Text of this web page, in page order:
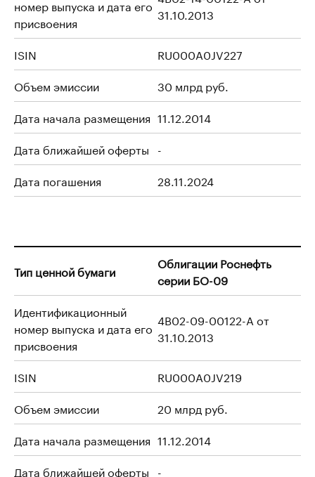
номер выпуска и дата его
присвоения
31.10.2013
ISIN
RU000A0JV227
Объем эмиссии
30 млрд руб.
Дата начала размещения 11.12.2014
Дата ближайшей оферты -
Дата погашения
28.11.2024
Тип ценной бумаги
Облигации Роснефть
серии БО-09
Идентификационный
номер выпуска и дата его
присвоения
4B02-09-00122-A от
31.10.2013
ISIN
RU000A0JV219
Объем эмиссии
20 млрд руб.
Дата начала размещения 11.12.2014
Дата ближайшей оферты -